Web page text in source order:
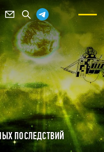
ПОСЛЕДСТВИЙ